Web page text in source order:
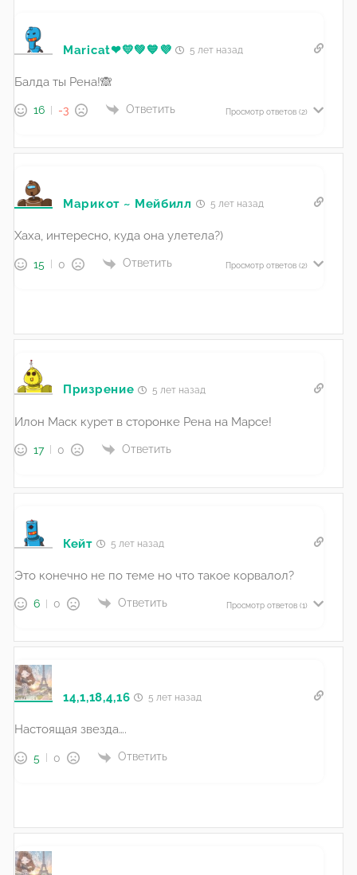
Maricat❤💛💚💙💜 5 лет назад
Балда ты Рена!🙈
16 -3 Ответить Просмотр ответов (2)
Марикот ~ Мейбилл 5 лет назад
Хаха, интересно, куда она улетела?)
15 0 Ответить Просмотр ответов (2)
Призрение 5 лет назад
Илон Маск курет в сторонке Рена на Марсе!
17 0 Ответить
Кейт 5 лет назад
Это конечно не по теме но что такое корвалол?
6 0 Ответить Просмотр ответов (1)
14,1,18,4,16 5 лет назад
Настоящая звезда….
5 0 Ответить